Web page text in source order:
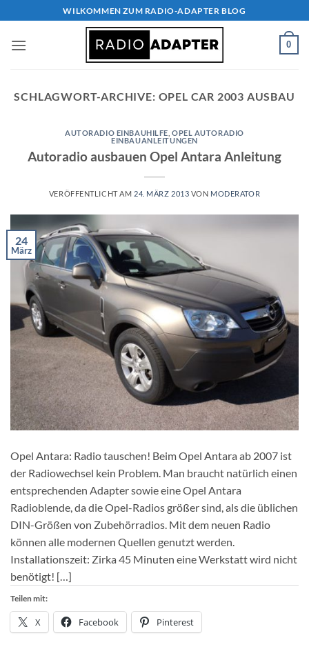
Inhalt
springen
WILKOMMEN ZUM RADIO-ADAPTER BLOG
0
SCHLAGWORT-ARCHIVE: OPEL CAR 2003 AUSBAU
AUTORADIO EINBAUHILFE ,OPEL AUTORADIO
EINBAUANLEITUNGEN
Autoradio ausbauen Opel Antara Anleitung
VERÖFFENTLICHT AM 24. MÄRZ 2013 VON MODERATOR
24
März
Opel Antara: Radio tauschen! Beim Opel Antara ab 2007 ist
der Radiowechsel kein Problem. Man braucht natürlich einen
entsprechenden Adapter sowie eine Opel Antara
Radioblende, da die Opel-Radios größer sind, als die üblichen
DIN-Größen von Zubehörradios. Mit dem neuen Radio
können alle modernen Quellen genutzt werden.
Installationszeit: Zirka 45 Minuten eine Werkstatt wird nicht
benötigt! […]
Teilen mit:
X Facebook Pinterest